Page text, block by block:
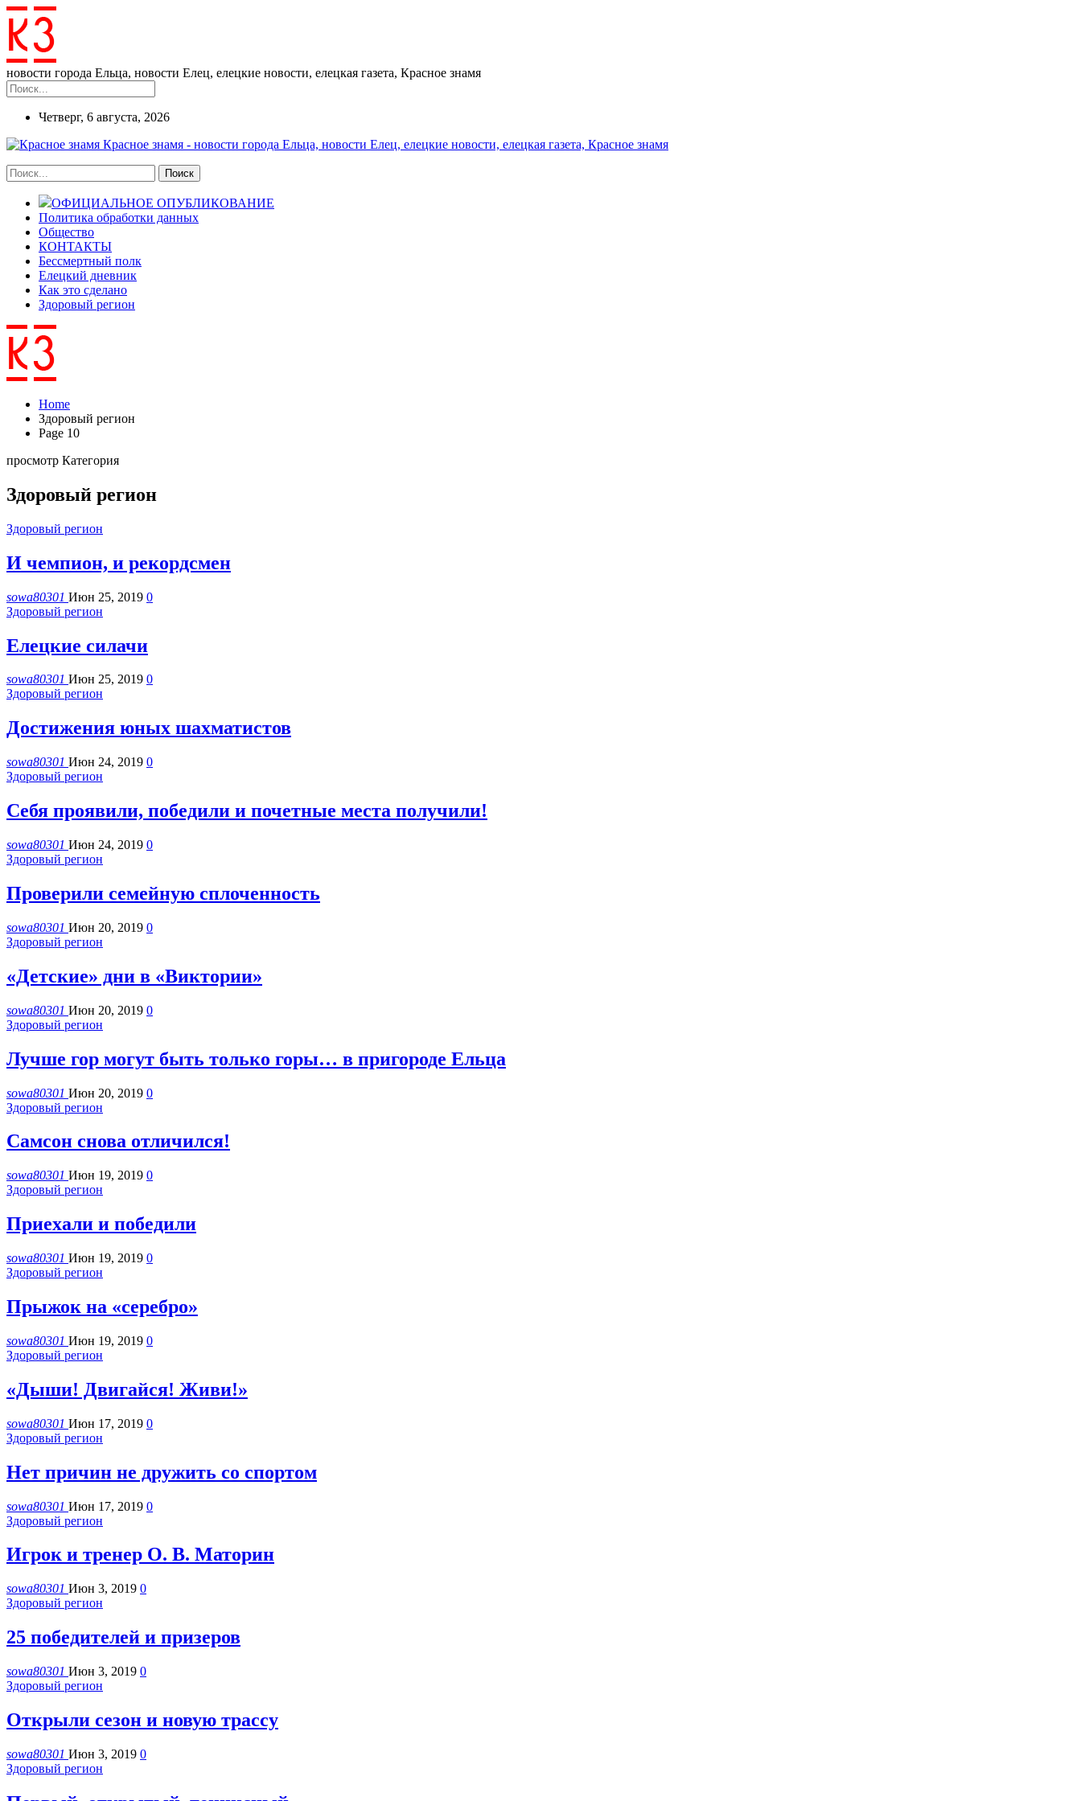
новости города Ельца, новости Елец, елецкие новости, елецкая газета, Красное знамя
Четверг, 6 августа, 2026
Красное знамя - новости города Ельца, новости Елец, елецкие новости, елецкая газета, Красное знамя
ОФИЦИАЛЬНОЕ ОПУБЛИКОВАНИЕ
Политика обработки данных
Общество
КОНТАКТЫ
Бессмертный полк
Елецкий дневник
Как это сделано
Здоровый регион
Home
Здоровый регион
Page 10
просмотр Категория
Здоровый регион
Здоровый регион
И чемпион, и рекордсмен
sowa80301 Июн 25, 2019 0
Здоровый регион
Елецкие силачи
sowa80301 Июн 25, 2019 0
Здоровый регион
Достижения юных шахматистов
sowa80301 Июн 24, 2019 0
Здоровый регион
Себя проявили, победили и почетные места получили!
sowa80301 Июн 24, 2019 0
Здоровый регион
Проверили семейную сплоченность
sowa80301 Июн 20, 2019 0
Здоровый регион
«Детские» дни в «Виктории»
sowa80301 Июн 20, 2019 0
Здоровый регион
Лучше гор могут быть только горы… в пригороде Ельца
sowa80301 Июн 20, 2019 0
Здоровый регион
Самсон снова отличился!
sowa80301 Июн 19, 2019 0
Здоровый регион
Приехали и победили
sowa80301 Июн 19, 2019 0
Здоровый регион
Прыжок на «серебро»
sowa80301 Июн 19, 2019 0
Здоровый регион
«Дыши! Двигайся! Живи!»
sowa80301 Июн 17, 2019 0
Здоровый регион
Нет причин не дружить со спортом
sowa80301 Июн 17, 2019 0
Здоровый регион
Игрок и тренер О. В. Маторин
sowa80301 Июн 3, 2019 0
Здоровый регион
25 победителей и призеров
sowa80301 Июн 3, 2019 0
Здоровый регион
Открыли сезон и новую трассу
sowa80301 Июн 3, 2019 0
Здоровый регион